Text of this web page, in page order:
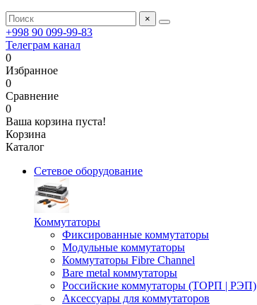
×
+998 90 099-99-83
Телеграм канал
0
Избранное
0
Сравнение
0
Ваша корзина пуста!
Корзина
Каталог
Сетевое оборудование
Коммутаторы
Фиксированные коммутаторы
Модульные коммутаторы
Коммутаторы Fibre Channel
Bare metal коммутаторы
Российские коммутаторы (ТОРП | РЭП)
Аксессуары для коммутаторов